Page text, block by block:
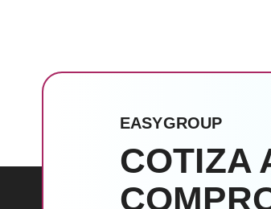
EASYGROUP
COTIZA